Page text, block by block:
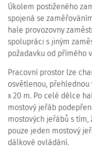
Úkolem postiženého
spojená se
hale provozovny
spolupráci s jiným
požadavku od přímého
Pracovní prostor lze
osvětlenou, přehlednou
x 20 m. Po celé délce
mostový jeřáb
mostových jeřábů s
pouze jeden mostový
dálkové ovládání.